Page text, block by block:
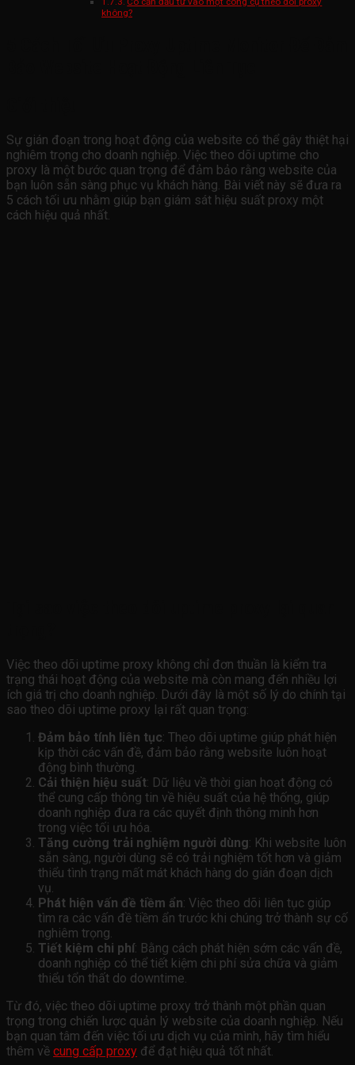
không?
Sự gián đoạn trong hoạt động của website có thể gây thiệt hại
nghiêm trọng cho doanh nghiệp. Việc theo dõi uptime cho
proxy là một bước quan trọng để đảm bảo rằng website của
bạn luôn sẵn sàng phục vụ khách hàng. Bài viết này sẽ đưa ra
5 cách tối ưu nhằm giúp bạn giám sát hiệu suất proxy một
cách hiệu quả nhất.
Việc theo dõi uptime proxy không chỉ đơn thuần là kiểm tra
trạng thái hoạt động của website mà còn mang đến nhiều lợi
ích giá trị cho doanh nghiệp. Dưới đây là một số lý do chính tại
sao theo dõi uptime proxy lại rất quan trọng:
Đảm bảo tính liên tục: Theo dõi uptime giúp phát hiện
kịp thời các vấn đề, đảm bảo rằng website luôn hoạt
động bình thường.
Cải thiện hiệu suất: Dữ liệu về thời gian hoạt động có
thể cung cấp thông tin về hiệu suất của hệ thống, giúp
doanh nghiệp đưa ra các quyết định thông minh hơn
trong việc tối ưu hóa.
Tăng cường trải nghiệm người dùng: Khi website luôn
sẵn sàng, người dùng sẽ có trải nghiệm tốt hơn và giảm
thiểu tình trạng mất mát khách hàng do gián đoạn dịch
vụ.
Phát hiện vấn đề tiềm ẩn: Việc theo dõi liên tục giúp
tìm ra các vấn đề tiềm ẩn trước khi chúng trở thành sự cố
nghiêm trọng.
Tiết kiệm chi phí: Bằng cách phát hiện sớm các vấn đề,
doanh nghiệp có thể tiết kiệm chi phí sửa chữa và giảm
thiểu tổn thất do downtime.
Từ đó, việc theo dõi uptime proxy trở thành một phần quan
trọng trong chiến lược quản lý website của doanh nghiệp. Nếu
bạn quan tâm đến việc tối ưu dịch vụ của mình, hãy tìm hiểu
thêm về cung cấp proxy để đạt hiệu quả tốt nhất.